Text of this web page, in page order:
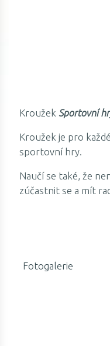
Kroužek Sportovní
Kroužek je pro
sportovní hry.
Naučí se také, že
zúčastnit se a mít
Fotogalerie